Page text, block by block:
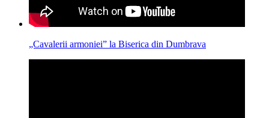
„Cavalerii armoniei” la Biserica din Dumbrava